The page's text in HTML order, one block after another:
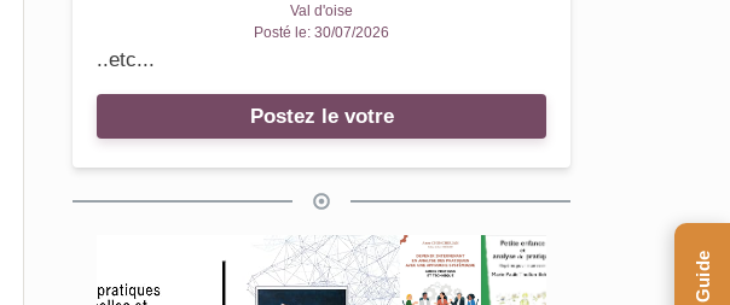
Val d'oise
Posté le: 30/07/2026
..etc...
Postez le votre